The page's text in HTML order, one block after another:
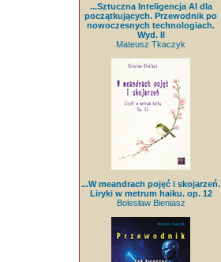
...Sztuczna Inteligencja AI dla
początkujących. Przewodnik po
nowoczesnych technologiach.
Wyd. II
Mateusz Tkaczyk
...W meandrach pojęć i skojarzeń.
Liryki w metrum haiku. op. 12
Bolesław Bieniasz